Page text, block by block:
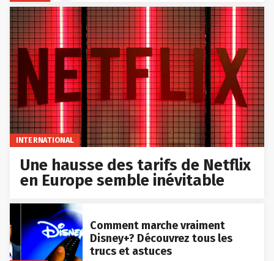
INTERNATIONAL
Une hausse des tarifs de Netflix
en Europe semble inévitable
Comment marche vraiment
Disney+? Découvrez tous les
trucs et astuces